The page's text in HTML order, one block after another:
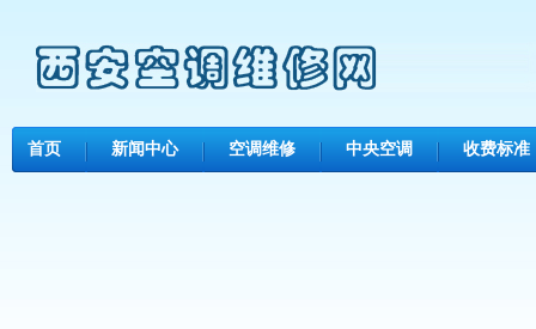
首页 新闻中心 空调维修 中央空调 收费标准